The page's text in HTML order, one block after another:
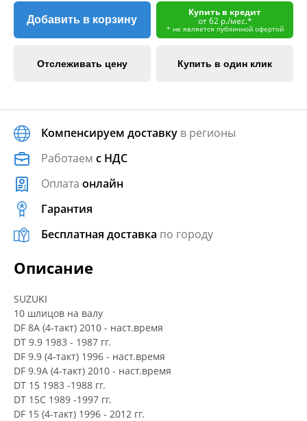
Добавить в корзину
Купить в кредит
от 62 р./мес.*
* не является публичной офертой
Отслеживать цену Купить в один клик
Компенсируем доставку в регионы
Работаем с НДС
Оплата онлайн
Гарантия
Бесплатная доставка по городу
Описание
SUZUKI
10 шлицов на валу
DF 8A (4-такт) 2010 - наст.время
DT 9.9 1983 - 1987 гг.
DF 9.9 (4-такт) 1996 - наст.время
DF 9.9A (4-такт) 2010 - наст.время
DT 15 1983 -1988 гг.
DT 15C 1989 -1997 гг.
DF 15 (4-такт) 1996 - 2012 гг.